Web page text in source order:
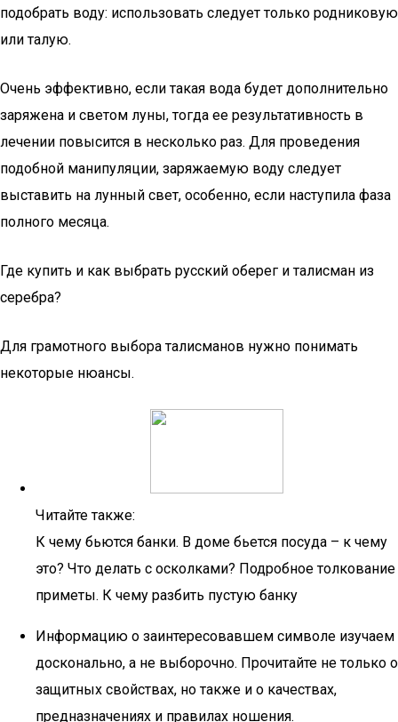
подобрать воду: использовать следует только родниковую
или талую.
Очень эффективно, если такая вода будет дополнительно
заряжена и светом луны, тогда ее результативность в
лечении повысится в несколько раз. Для проведения
подобной манипуляции, заряжаемую воду следует
выставить на лунный свет, особенно, если наступила фаза
полного месяца.
Где купить и как выбрать русский оберег и талисман из
серебра?
Для грамотного выбора талисманов нужно понимать
некоторые нюансы.
Читайте также:
К чему бьются банки. В доме бьется посуда – к чему
это? Что делать с осколками? Подробное толкование
приметы. К чему разбить пустую банку
Информацию о заинтересовавшем символе изучаем
досконально, а не выборочно. Прочитайте не только о
защитных свойствах, но также и о качествах,
предназначениях и правилах ношения.